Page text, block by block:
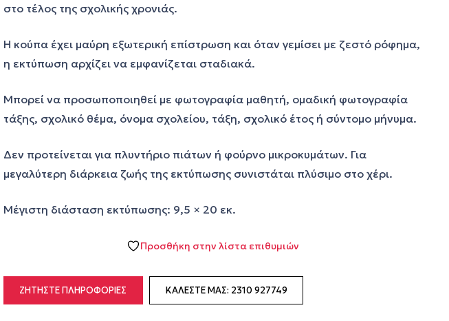
στο τέλος της σχολικής χρονιάς.
Η κούπα έχει μαύρη εξωτερική επίστρωση και όταν γεμίσει με ζεστό ρόφημα,
η εκτύπωση αρχίζει να εμφανίζεται σταδιακά.
Μπορεί να προσωποποιηθεί με φωτογραφία μαθητή, ομαδική φωτογραφία
τάξης, σχολικό θέμα, όνομα σχολείου, τάξη, σχολικό έτος ή σύντομο μήνυμα.
Δεν προτείνεται για πλυντήριο πιάτων ή φούρνο μικροκυμάτων. Για
μεγαλύτερη διάρκεια ζωής της εκτύπωσης συνιστάται πλύσιμο στο χέρι.
Μέγιστη διάσταση εκτύπωσης: 9,5 × 20 εκ.
Προσθήκη στην λίστα επιθυμιών
ΖΗΤΉΣΤΕ ΠΛΗΡΟΦΟΡΊΕΣ ΚΑΛΈΣΤΕ ΜΑΣ: 2310 927749